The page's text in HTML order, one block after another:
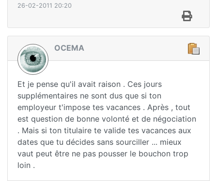
26-02-2011 20:20
OCEMA
Et je pense qu'il avait raison . Ces jours
supplémentaires ne sont dus que si ton
employeur t'impose tes vacances . Après , tout
est question de bonne volonté et de négociation
. Mais si ton titulaire te valide tes vacances aux
dates que tu décides sans sourciller ... mieux
vaut peut être ne pas pousser le bouchon trop
loin .